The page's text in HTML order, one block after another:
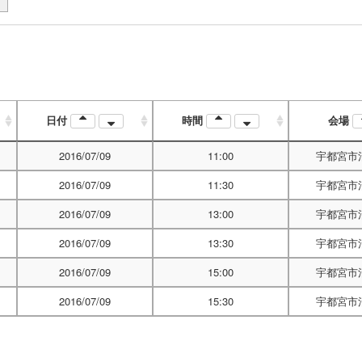
日付 時間 会場
2016/07/09 11:00 宇都宮市
2016/07/09 11:30 宇都宮市
2016/07/09 13:00 宇都宮市
2016/07/09 13:30 宇都宮市
2016/07/09 15:00 宇都宮市
2016/07/09 15:30 宇都宮市